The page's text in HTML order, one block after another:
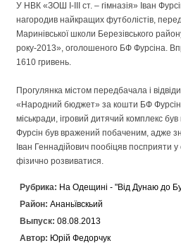
У НВК «ЗОШ І-ІІІ ст. – гімназія» Іван
нагородив найкращих футболістів,
Маринівської школи Березівського
року-2013», оголошеного БФ Фурсіна.
1610 гривень.
Прогулянка містом передбачала і
«Народний бюджет» за кошти БФ
міськради, ігровий дитячий комплекс
Фурсін був вражений побаченим, адже
Іван Геннадійович пообіцяв посприяти
фізично розвиватися.
Рубрика: На Одещині - "Від Дунаю до
Район: Ананьївскьий
Выпуск: 08.08.2013
Автор: Юрій Федорчук